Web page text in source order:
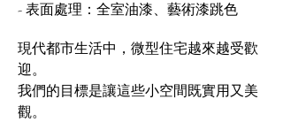
- 表面處理：全室油漆、藝術漆跳色
現代都市生活中，微型住宅越來越受歡
迎。
我們的目標是讓這些小空間既實用又美
觀。